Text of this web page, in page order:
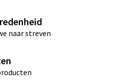
naar streven